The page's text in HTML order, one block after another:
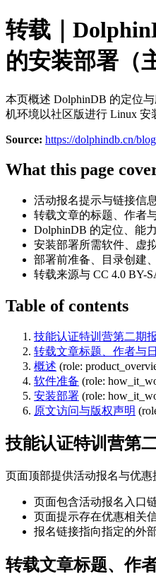
转载｜
的安装部署（
本页概述 DolphinDB 的定位
机环境以社区版进行 Linux 安
Source: https://dolphindb.cn/
What this page
活动报名提示与链接信息
转载文章的标题、作者
DolphinDB 的定位、能
安装部署所需软件、虚
部署前准备、目录创建
转载来源与 CC 4.0 BY-
Table of contents
技能认证特训营第二期
转载文章标题、作者与
概述 (role:
软件准备 (role:
安装部署 (role:
原文访问与版权声明
技能认证特训营第
页面顶部提供活动报名与优惠
页面包含活动报名入口链
页面提示存在优惠相关信
报名链接指向指定的外部
转载文章标题、作